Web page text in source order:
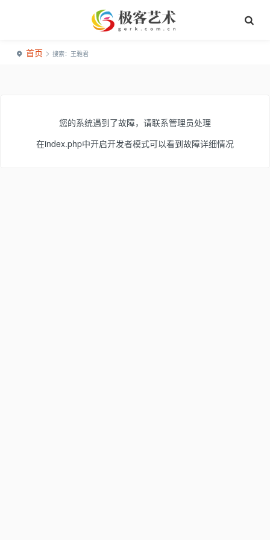
首页 > 搜索：王雅君
您的系统遇到了故障，请联系管理员处理
在index.php中开启开发者模式可以看到故障详细情况